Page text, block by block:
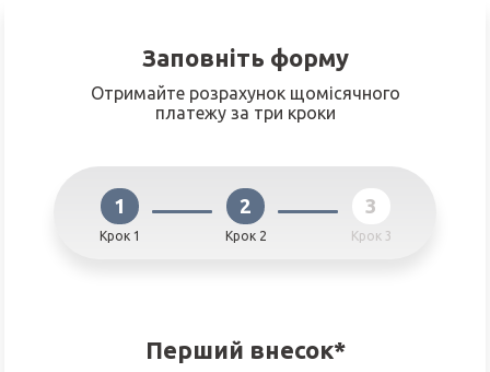
Заповніть форму
Отримайте розрахунок щомісячного
платежу за три кроки
1
Крок 1
2
Крок 2
3
Крок 3
Перший внесок*